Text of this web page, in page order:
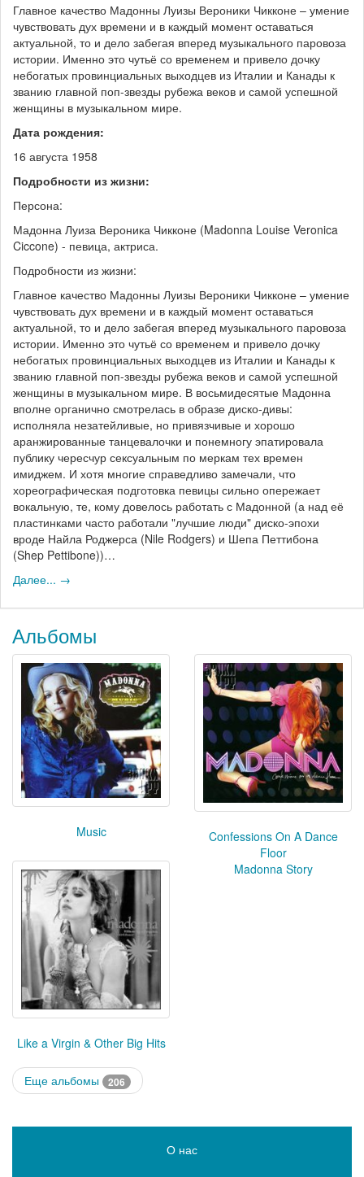
Главное качество Мадонны Луизы Вероники Чикконе – умение
чувствовать дух времени и в каждый момент оставаться
актуальной, то и дело забегая вперед музыкального паровоза
истории. Именно это чутьё со временем и привело дочку
небогатых провинциальных выходцев из Италии и Канады к
званию главной поп-звезды рубежа веков и самой успешной
женщины в музыкальном мире.
Дата рождения:
16 августа 1958
Подробности из жизни:
Персона:
Мадонна Луиза Вероника Чикконе (Madonna Louise Veronica
Ciccone) - певица, актриса.
Подробности из жизни:
Главное качество Мадонны Луизы Вероники Чикконе – умение
чувствовать дух времени и в каждый момент оставаться
актуальной, то и дело забегая вперед музыкального паровоза
истории. Именно это чутьё со временем и привело дочку
небогатых провинциальных выходцев из Италии и Канады к
званию главной поп-звезды рубежа веков и самой успешной
женщины в музыкальном мире. В восьмидесятые Мадонна
вполне органично смотрелась в образе диско-дивы:
исполняла незатейливые, но привязчивые и хорошо
аранжированные танцевалочки и понемногу эпатировала
публику чересчур сексуальным по меркам тех времен
имиджем. И хотя многие справедливо замечали, что
хореографическая подготовка певицы сильно опережает
вокальную, те, кому довелось работать с Мадонной (а над её
пластинками часто работали "лучшие люди" диско-эпохи
вроде Найла Роджерса (Nile Rodgers) и Шепа Петтибона
(Shep Pettibone))…
Далее... →
Альбомы
Music
Confessions On A Dance
Floor
Like a Virgin & Other Big Hits
Madonna Story
Еще альбомы 206
О нас